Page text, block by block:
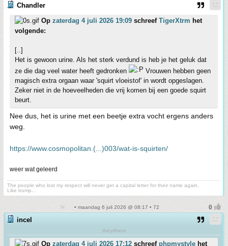
Chandler
Op zaterdag 4 juli 2026 19:09 schreef TigerXtrm het
volgende:
[..]
Het is gewoon urine. Als het sterk verdund is heb je het geluk dat
ze die dag veel water heeft gedronken
Vrouwen hebben geen
magisch extra orgaan waar 'squirt vloeistof' in wordt opgeslagen.
Zeker niet in de hoeveelheden die vrij komen bij een goede squirt
beurt.
Nee dus, het is urine met een beetje extra vocht ergens anders
weg.
https://www.cosmopolitan.(...)003/wat-is-squirten/
weer wat geleerd
The people who lost my respect will never get a capital letter for their name again.
Like trump...
• maandag 6 juli 2026 @ 08:17 • 72
incel
they/them
Op zaterdag 4 juli 2026 17:12 schreef phpmystyle het